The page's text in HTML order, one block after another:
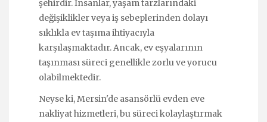
şehirdir. İnsanlar, yaşam tarzlarındaki
değişiklikler veya iş sebeplerinden dolayı
sıklıkla ev taşıma ihtiyacıyla
karşılaşmaktadır. Ancak, ev eşyalarının
taşınması süreci genellikle zorlu ve yorucu
olabilmektedir.
Neyse ki, Mersin'de asansörlü evden eve
nakliyat hizmetleri, bu süreci kolaylaştırmak